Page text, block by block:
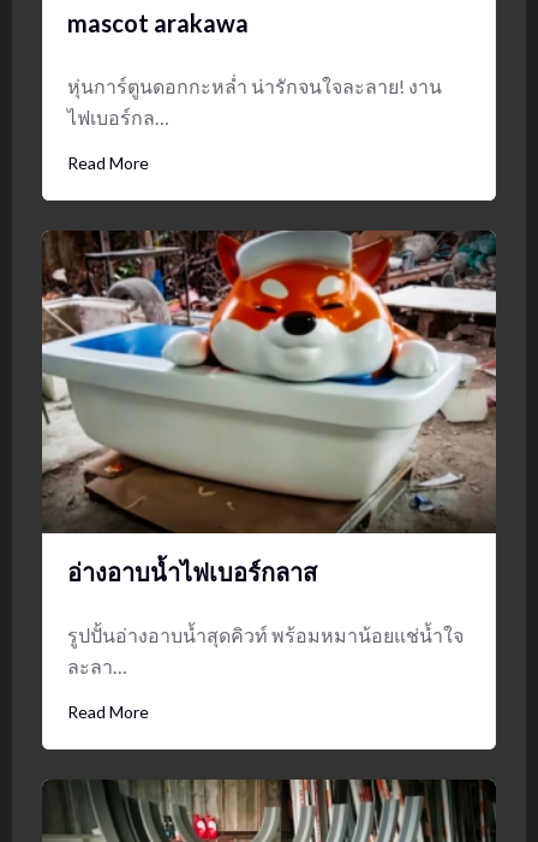
mascot arakawa
หุ่นการ์ตูนดอกกะหล่ำ น่ารักจนใจละลาย! งาน
ไฟเบอร์กล…
Read More
อ่างอาบน้ำไฟเบอร์กลาส
รูปปั้นอ่างอาบน้ำสุดคิวท์ พร้อมหมาน้อยแช่น้ำใจ
ละลา…
Read More